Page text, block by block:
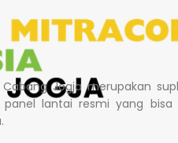
Jogja merupakan
lantai resmi yang bisa